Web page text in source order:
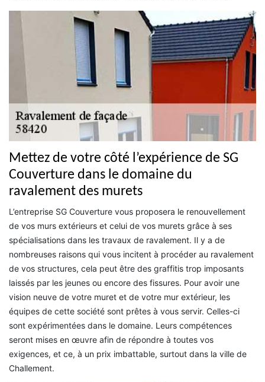
Mettez de votre côté l’expérience de SG
Couverture dans le domaine du
ravalement des murets
L’entreprise SG Couverture vous proposera le renouvellement
de vos murs extérieurs et celui de vos murets grâce à ses
spécialisations dans les travaux de ravalement. Il y a de
nombreuses raisons qui vous incitent à procéder au ravalement
de vos structures, cela peut être des graffitis trop imposants
laissés par les jeunes ou encore des fissures. Pour avoir une
vision neuve de votre muret et de votre mur extérieur, les
équipes de cette société sont prêtes à vous servir. Celles-ci
sont expérimentées dans le domaine. Leurs compétences
seront mises en œuvre afin de répondre à toutes vos
exigences, et ce, à un prix imbattable, surtout dans la ville de
Challement.